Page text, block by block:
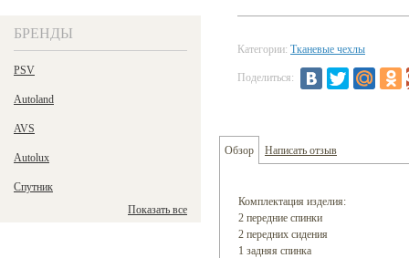
БРЕНДЫ
PSV
Autoland
AVS
Autolux
Спутник
Показать все
Категории: Тканевые чехлы
Поделиться:
Обзор Написать отзыв
Комплектация изделия:
2 передние спинки
2 передних сидения
1 задняя спинка